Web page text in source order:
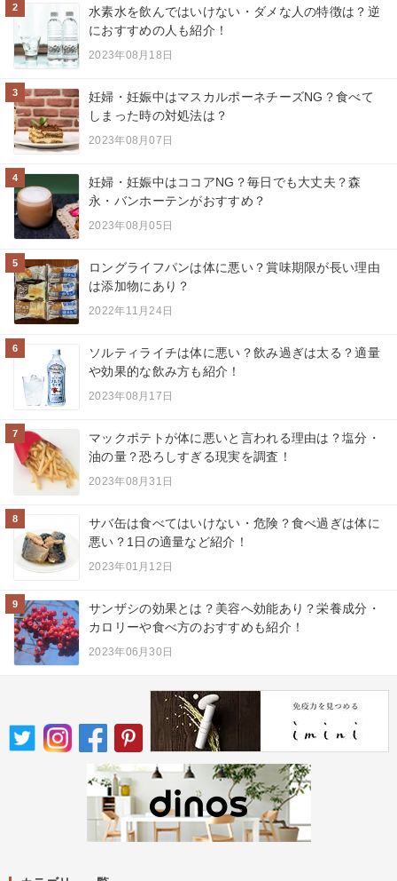
2
水素水を飲んではいけない・ダメな人の特徴は？逆
におすすめの人も紹介！
2023年08月18日
3
妊婦・妊娠中はマスカルポーネチーズNG？食べて
しまった時の対処法は？
2023年08月07日
4
妊婦・妊娠中はココアNG？毎日でも大丈夫？森
永・バンホーテンがおすすめ？
2023年08月05日
5
ロングライフパンは体に悪い？賞味期限が長い理由
は添加物にあり？
2022年11月24日
6
ソルティライチは体に悪い？飲み過ぎは太る？適量
や効果的な飲み方も紹介！
2023年08月17日
7
マックポテトが体に悪いと言われる理由は？塩分・
油の量？恐ろしすぎる現実を調査！
2023年08月31日
8
サバ缶は食べてはいけない・危険？食べ過ぎは体に
悪い？1日の適量など紹介！
2023年01月12日
9
サンザシの効果とは？美容へ効能あり？栄養成分・
カロリーや食べ方のおすすめも紹介！
2023年06月30日